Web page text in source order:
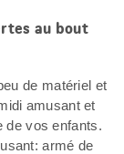
au bout
de matériel et
amusant et
de vos enfants.
armé de